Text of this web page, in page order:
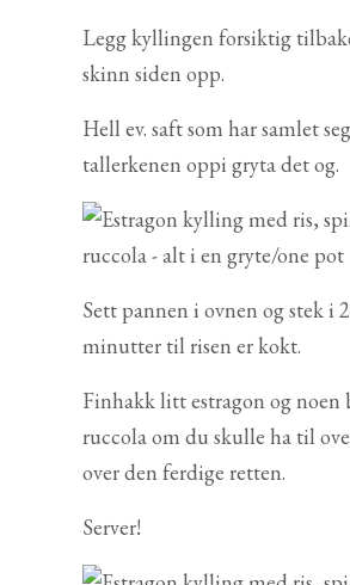
Legg kyllingen forsiktig
skinn siden opp.
Hell ev. saft som har samlet
tallerkenen oppi gryta det og.
Sett pannen i ovnen og stek i
minutter til risen er kokt.
Finhakk litt estragon og noen
ruccola om du skulle ha til
over den ferdige retten.
Server!